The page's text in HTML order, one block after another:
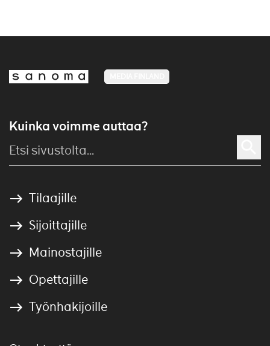
Kuinka voimme auttaa?
Tilaajille
Sijoittajille
Mainostajille
Opettajille
Työnhakijoille